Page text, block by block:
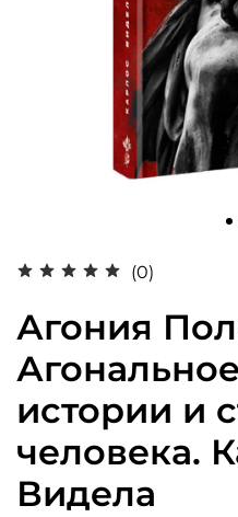
(0)
Агония
истории и
человека.
Видела